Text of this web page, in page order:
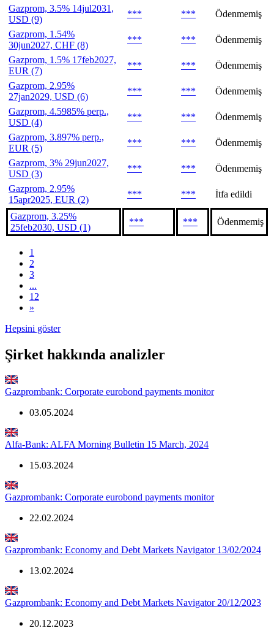
Gazprom, 3.5% 14jul2031,
USD (9)
*** ***
Ödenmemiş
Gazprom, 1.54%
30jun2027, CHF (8)
*** ***
Ödenmemiş
Gazprom, 1.5% 17feb2027,
EUR (7)
*** ***
Ödenmemiş
Gazprom, 2.95%
27jan2029, USD (6)
*** ***
Ödenmemiş
Gazprom, 4.5985% perp.,
USD (4)
*** ***
Ödenmemiş
Gazprom, 3.897% perp.,
EUR (5)
*** ***
Ödenmemiş
Gazprom, 3% 29jun2027,
USD (3)
*** ***
Ödenmemiş
Gazprom, 2.95%
15apr2025, EUR (2)
*** *** İtfa edildi
Gazprom, 3.25%
25feb2030, USD (1)
*** *** Ödenmemiş
1
2
3
...
12
»
Hepsini göster
Şirket hakkında analizler
Gazprombank: Corporate eurobond payments monitor
03.05.2024
Alfa-Bank: ALFA Morning Bulletin 15 March, 2024
15.03.2024
Gazprombank: Corporate eurobond payments monitor
22.02.2024
Gazprombank: Economy and Debt Markets Navigator 13/02/2024
13.02.2024
Gazprombank: Economy and Debt Markets Navigator 20/12/2023
20.12.2023